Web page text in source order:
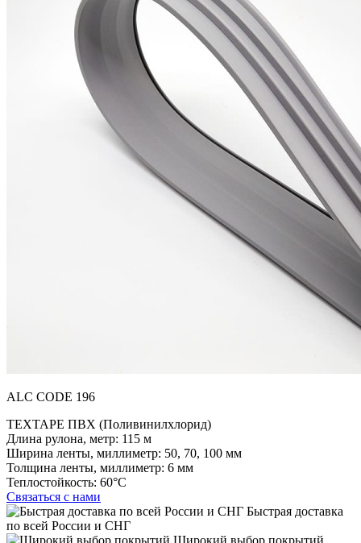
ALC CODE 196
TEXTAPE ПВХ (Поливинилхлорид)
Длина рулона, метр: 115 м
Ширина ленты, миллиметр: 50, 70, 100 мм
Толщина ленты, миллиметр: 6 мм
Теплостойкость: 60°C
Связаться с нами
Быстрая доставка
по всей России и СНГ
Широкий выбор покрытий